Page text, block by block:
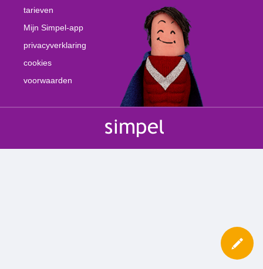
tarieven
Mijn Simpel-app
privacyverklaring
cookies
voorwaarden